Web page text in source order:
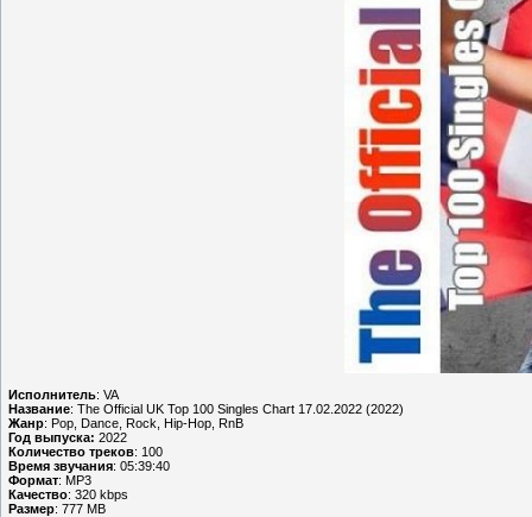
Исполнитель: VA
Название: The Official UK Top 100 Singles Chart 17.02.2022 (2022)
Жанр: Pop, Dance, Rock, Hip-Hop, RnB
Год выпуска: 2022
Количество треков: 100
Время звучания: 05:39:40
Формат: MP3
Качество: 320 kbps
Размер: 777 MB